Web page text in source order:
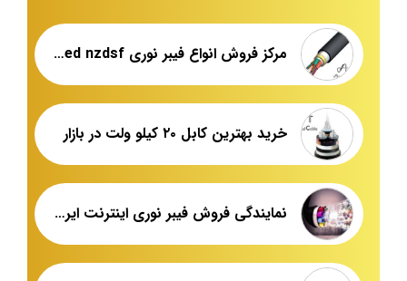
مرکز فروش انواع فیبر نوری armored nzdsf
خرید بهترین کابل ۲۰ کیلو ولت در بازار
نمایندگی فروش فیبر نوری اینترنت ایران